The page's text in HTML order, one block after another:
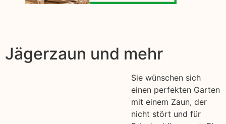
Jägerzaun und mehr
Sie wünschen sich
einen perfekten Garten
mit einem Zaun, der
nicht stört und für